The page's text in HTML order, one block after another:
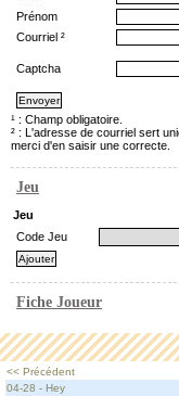
<< Précédent
04-28 - Hey
Prénom
Courriel ²
Captcha
¹ : Champ obligatoire.
² : L'adresse de courriel sert
merci d'en saisir une correcte.
Jeu
Jeu
Code Jeu
Fiche Joueur